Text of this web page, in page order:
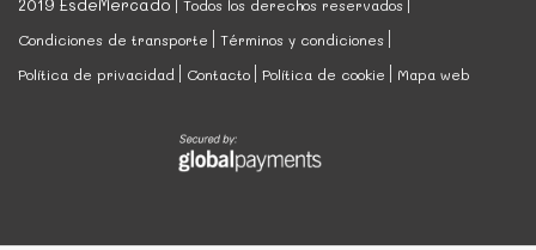
2019 EsdeMercado
Todos los derechos reservados
Condiciones de transporte
Términos y condiciones
Política de privacidad
Contacto Política de cookie Mapa web